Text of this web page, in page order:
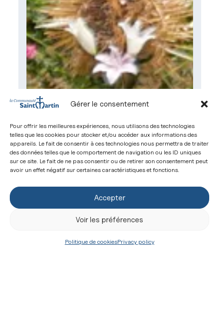
Gérer le consentement
Pour offrir les meilleures expériences, nous utilisons des technologies
telles que les cookies pour stocker et/ou accéder aux informations des
appareils. Le fait de consentir à ces technologies nous permettra de traiter
des données telles que le comportement de navigation ou les ID uniques
sur ce site. Le fait de ne pas consentir ou de retirer son consentement peut
avoir un effet négatif sur certaines caractéristiques et fonctions.
Accepter
Voir les préférences
Politique de cookiesPrivacy policy